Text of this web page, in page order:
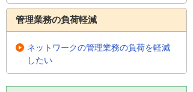
管理業務の負荷軽減
ネットワークの管理業務の負荷を軽減
したい